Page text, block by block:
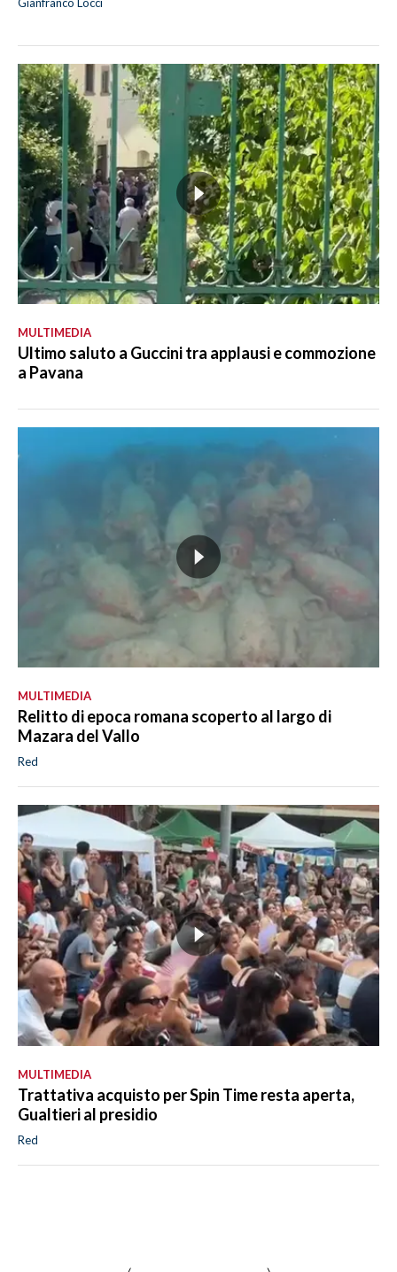
MULTIMEDIA
Ultimo saluto a Guccini tra applausi e commozione
a Pavana
MULTIMEDIA
Relitto di epoca romana scoperto al largo di
Mazara del Vallo
Red
MULTIMEDIA
Trattativa acquisto per Spin Time resta aperta,
Gualtieri al presidio
Red